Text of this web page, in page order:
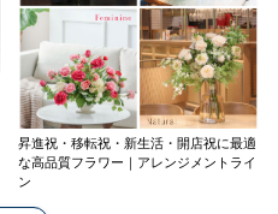
昇進祝・移転祝・新生活・開店祝に最適
な高品質フラワー｜アレンジメントライ
ン